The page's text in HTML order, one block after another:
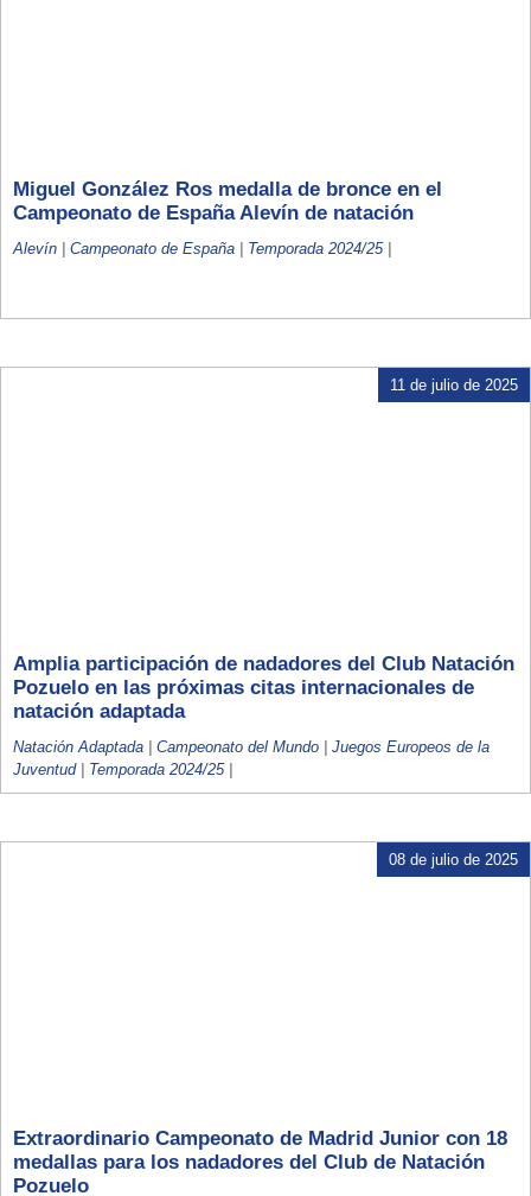
Miguel González Ros medalla de bronce en el
Campeonato de España Alevín de natación
Alevín | Campeonato de España | Temporada 2024/25|
11 de julio de 2025
Amplia participación de nadadores del Club Natación
Pozuelo en las próximas citas internacionales de
natación adaptada
Natación Adaptada | Campeonato del Mundo | Juegos Europeos de la
Juventud| Temporada 2024/25|
08 de julio de 2025
Extraordinario Campeonato de Madrid Junior con 18
medallas para los nadadores del Club de Natación
Pozuelo